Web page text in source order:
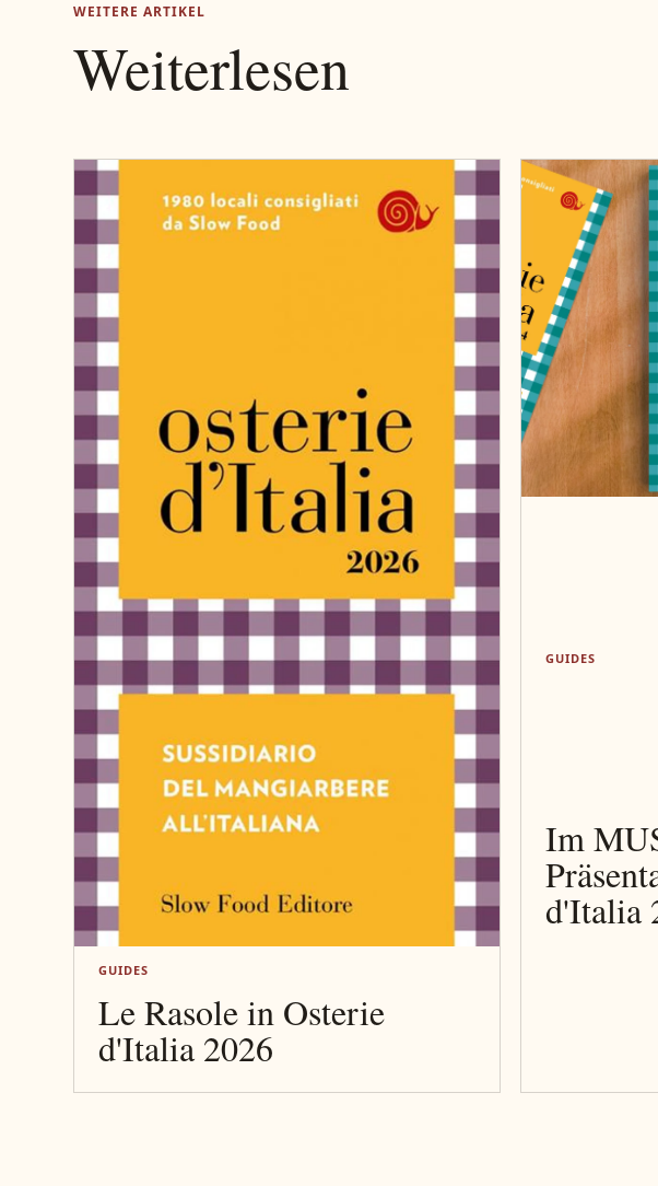
WEITERE ARTIKEL
Weiterlesen
GUIDES
Le Rasole in Osterie
d'Italia 2026
GUIDES
Im
d'Italia